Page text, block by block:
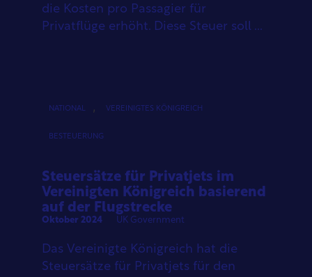
die Kosten pro Passagier für
Privatflüge erhöht. Diese Steuer soll ...
NATIONAL , VEREINIGTES KÖNIGREICH
BESTEUERUNG
Steuersätze für Privatjets im
Vereinigten Königreich basierend
auf der Flugstrecke
Oktober 2024 UK Government
Das Vereinigte Königreich hat die
Steuersätze für Privatjets für den